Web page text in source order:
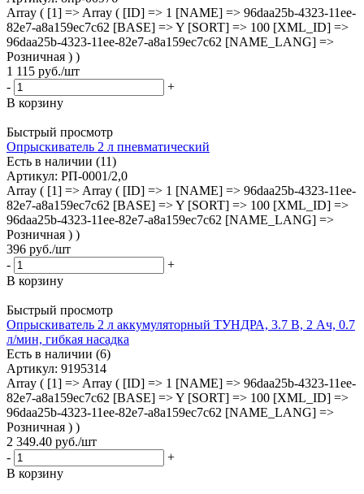
Array ( [1] => Array ( [ID] => 1 [NAME] => 96daa25b-4323-11ee-
82e7-a8a159ec7c62 [BASE] => Y [SORT] => 100 [XML_ID] =>
96daa25b-4323-11ee-82e7-a8a159ec7c62 [NAME_LANG] =>
Розничная ) )
1 115 руб./шт
-
+
В корзину
Быстрый просмотр
Опрыскиватель 2 л пневматический
Есть в наличии (11)
Артикул: РП-0001/2,0
Array ( [1] => Array ( [ID] => 1 [NAME] => 96daa25b-4323-11ee-
82e7-a8a159ec7c62 [BASE] => Y [SORT] => 100 [XML_ID] =>
96daa25b-4323-11ee-82e7-a8a159ec7c62 [NAME_LANG] =>
Розничная ) )
396 руб./шт
-
+
В корзину
Быстрый просмотр
Опрыскиватель 2 л аккумуляторный ТУНДРА, 3.7 В, 2 Ач, 0.7
л/мин, гибкая насадка
Есть в наличии (6)
Артикул: 9195314
Array ( [1] => Array ( [ID] => 1 [NAME] => 96daa25b-4323-11ee-
82e7-a8a159ec7c62 [BASE] => Y [SORT] => 100 [XML_ID] =>
96daa25b-4323-11ee-82e7-a8a159ec7c62 [NAME_LANG] =>
Розничная ) )
2 349.40 руб./шт
-
+
В корзину